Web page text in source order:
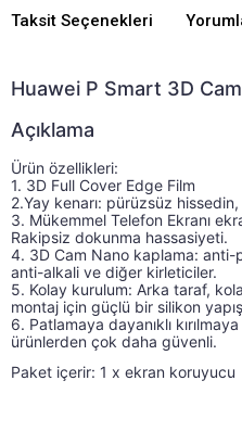
Taksit Seçenekleri
Huawei P Smart 3D
Açıklama
Ürün özellikleri: 1. 2.5D
Ürün özellikleri:
1. 3D Full Cover Edge Film
2.Yay kenarı: pürüzsüz
3. Mükemmel Telefon Ekranı
Rakipsiz dokunma hassasiyeti.
4. 3D Cam Nano kaplama:
anti-alkali ve diğer kirleticiler.
5. Kolay kurulum: Arka taraf,
montaj için güçlü bir silikon
6. Patlamaya dayanıklı
ürünlerden çok daha güvenli.
Paket içerir: 1 x ekran koruyucu